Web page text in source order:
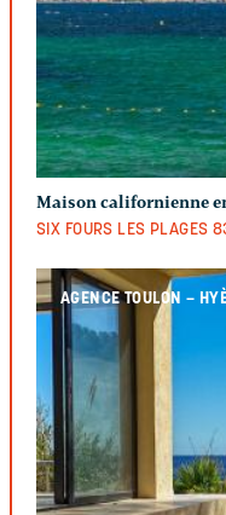
Maison californienne
SIX FOURS LES PLAGES
AGENCE TOULON –